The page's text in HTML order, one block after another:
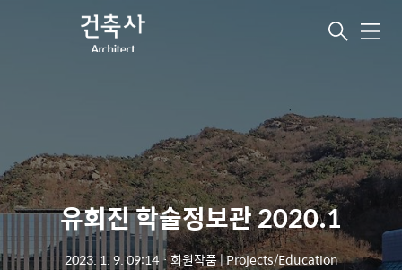
메
유회진 학술정보관 2020.1
2023. 1. 9. 09:14ㆍ회원작품 | Projects/Education